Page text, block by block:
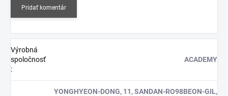
Pridať komentár
Výrobná
spoločnosť
:
ACADEMY
YONGHYEON-DONG, 11, SANDAN-RO98BEON-GIL,